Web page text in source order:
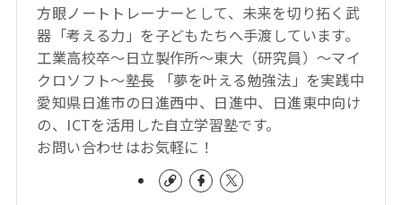
方眼ノートトレーナーとして、未来を切り拓く武
器「考える力」を子どもたちへ手渡しています。
工業高校卒～日立製作所～東大（研究員）～マイ
クロソフト～塾長 「夢を叶える勉強法」を実践中
愛知県日進市の日進西中、日進中、日進東中向け
の、ICTを活用した自立学習塾です。
お問い合わせはお気軽に！